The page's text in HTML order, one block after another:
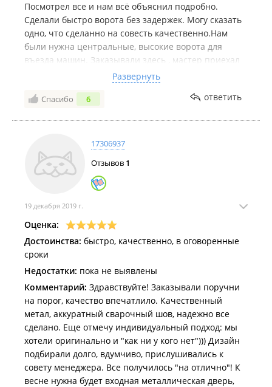
Посмотрел все и нам всё объяснил подробно.
Сделали быстро ворота без задержек. Могу сказать
одно, что сделанно на совесть качественно.Нам
были нужна центральные, высокие ворота для
въезда машин. Заказывали здесь , мастер приехал
на следующий день. Посмотрел все и нам всё
объяснил подробно. Сделали быстро ворота без
задержек. Могу сказать одно, что сделанно на
Развернуть
Спасибо 6 ответить
17306937
Отзывов 1
19 декабря 2019 г.
Оценка:
Достоинства: быстро, качественно, в оговоренные
сроки
Недостатки: пока не выявлены
Комментарий: Здравствуйте! Заказывали поручни
на порог, качество впечатлило. Качественный
метал, аккуратный сварочный шов, надежно все
сделано. Еще отмечу индивидуальный подход: мы
хотели оригинально и "как ни у кого нет"))) Дизайн
подбирали долго, вдумчиво, прислушивались к
совету менеджера. Все получилось "на отлично"! К
весне нужна будет входная металлическая дверь,